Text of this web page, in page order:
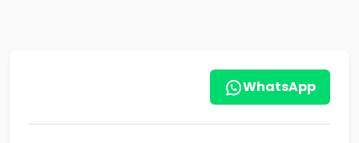
WhatsApp